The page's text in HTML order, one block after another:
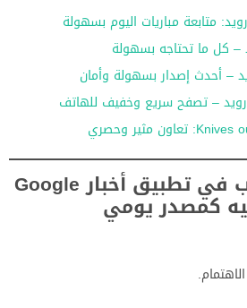
المميزات والعيوب في تطبيق أخبار Google
كمصدر يومي